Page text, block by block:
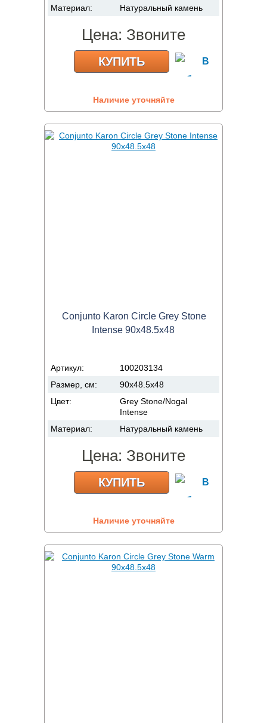
Материал:
Натуральный камень
Цена: Звоните
КУПИТЬ
Наличие уточняйте
Conjunto Karon Circle Grey Stone
Intense 90x48.5x48
Артикул:
100203134
Размер, см:
90x48.5x48
Цвет:
Grey Stone/Nogal
Intense
Материал:
Натуральный камень
Цена: Звоните
КУПИТЬ
Наличие уточняйте